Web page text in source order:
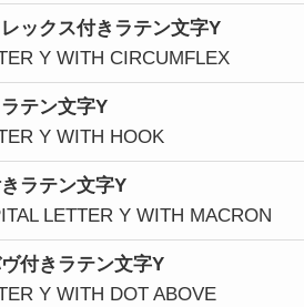
ックス付きラテン文字Y
Y WITH CIRCUMFLEX
テン文字Y
Y WITH HOOK
ラテン文字Y
LETTER Y WITH MACRON
ヴ付きラテン文字Y
Y WITH DOT ABOVE